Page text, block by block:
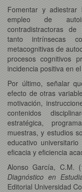
Fomentar y adiestrar
empleo de
contradistractoras
tanto intrínsecas
metacognitivas de
procesos cognitivos
incidencia positiva en
Por último, señalar
efecto de otras
motivación,
contenidos
estratégica,
muestras, y estudios
educativo
eficacia y eficiencia
Alonso García, C.M.
Diagnóstico en
Editorial Universidad